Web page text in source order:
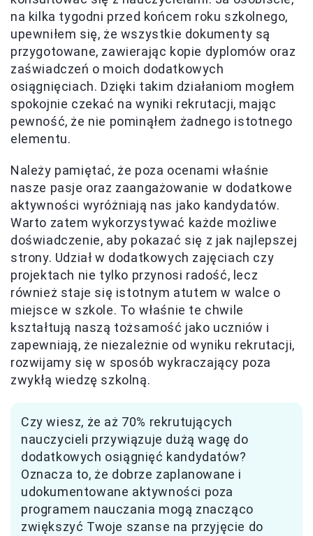
na kilka tygodni przed końcem roku szkolnego,
upewniłem się, że wszystkie dokumenty są
przygotowane, zawierając kopie dyplomów oraz
zaświadczeń o moich dodatkowych
osiągnięciach. Dzięki takim działaniom mogłem
spokojnie czekać na wyniki rekrutacji, mając
pewność, że nie pominąłem żadnego istotnego
elementu.
Należy pamiętać, że poza ocenami właśnie
nasze pasje oraz zaangażowanie w dodatkowe
aktywności wyróżniają nas jako kandydatów.
Warto zatem wykorzystywać każde możliwe
doświadczenie, aby pokazać się z jak najlepszej
strony. Udział w dodatkowych zajęciach czy
projektach nie tylko przynosi radość, lecz
również staje się istotnym atutem w walce o
miejsce w szkole. To właśnie te chwile
kształtują naszą tożsamość jako uczniów i
zapewniają, że niezależnie od wyniku rekrutacji,
rozwijamy się w sposób wykraczający poza
zwykłą wiedzę szkolną.
Czy wiesz, że aż 70% rekrutujących
nauczycieli przywiązuje dużą wagę do
dodatkowych osiągnięć kandydatów?
Oznacza to, że dobrze zaplanowane i
udokumentowane aktywności poza
programem nauczania mogą znacząco
zwiększyć Twoje szanse na przyjęcie do